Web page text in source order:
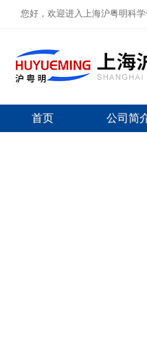
您好，欢迎进入上海沪粤明科学
首页 公司简